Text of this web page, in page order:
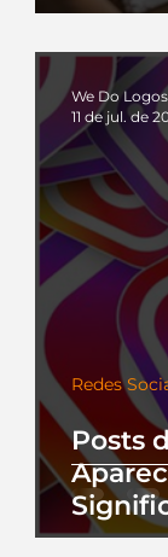
Posts
Perfil
Redes
We Do Logos
11 de jul. de